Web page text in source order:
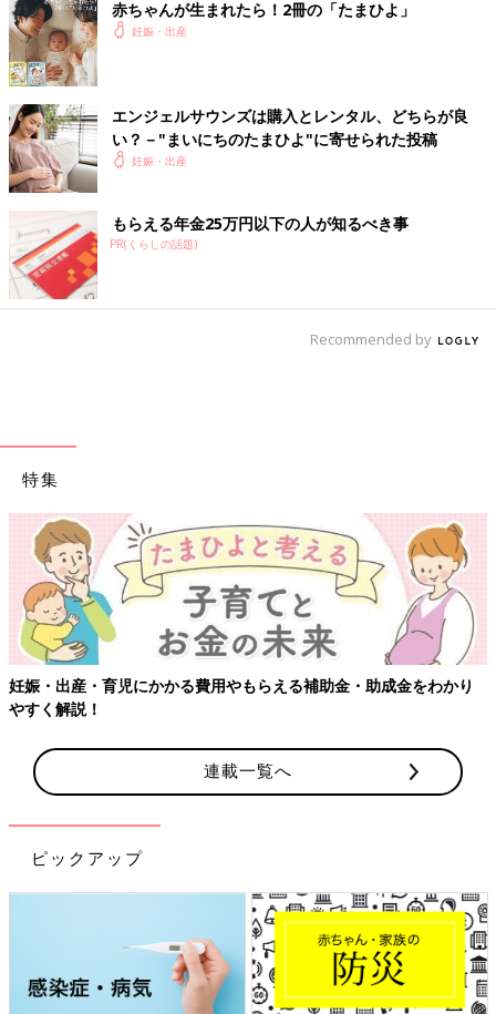
赤ちゃんが生まれたら！2冊の「たまひよ」
妊娠・出産
エンジェルサウンズは購入とレンタル、どちらが良
い？－"まいにちのたまひよ"に寄せられた投稿
妊娠・出産
もらえる年金25万円以下の人が知るべき事
PR(くらしの話題)
Recommended by
特集
【ワクチン接種できるものも】妊婦の感染症対策、知っておいて！
連載一覧へ
ピックアップ